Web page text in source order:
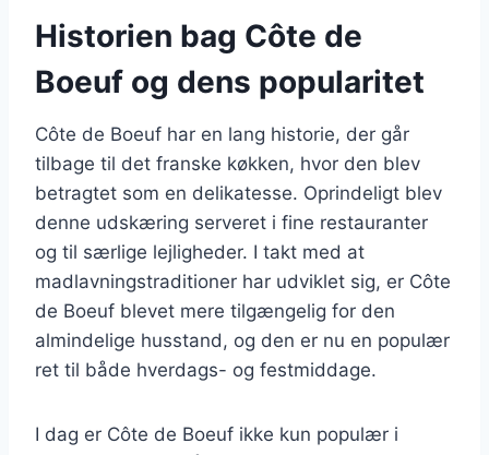
Historien bag Côte de
Boeuf og dens popularitet
Côte de Boeuf har en lang historie, der går
tilbage til det franske køkken, hvor den blev
betragtet som en delikatesse. Oprindeligt blev
denne udskæring serveret i fine restauranter
og til særlige lejligheder. I takt med at
madlavningstraditioner har udviklet sig, er Côte
de Boeuf blevet mere tilgængelig for den
almindelige husstand, og den er nu en populær
ret til både hverdags- og festmiddage.
I dag er Côte de Boeuf ikke kun populær i